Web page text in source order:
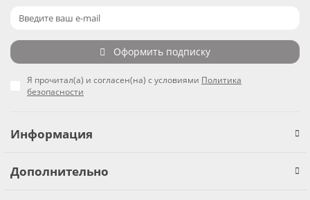
Оформить подписку
Я прочитал(а) и согласен(на) с условиями Политика
безопасности
Информация
Дополнительно